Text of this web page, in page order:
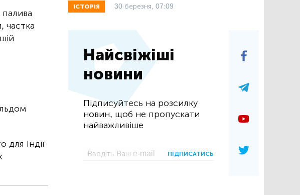
палива
частка
для Індії
ІСТОРІЯ 30 березня, 07:09
Найсвіжіші
новини
Підписуйтесь на розсилку
новин, щоб не пропускати
найважливіше
ПІДПИСАТИСЬ